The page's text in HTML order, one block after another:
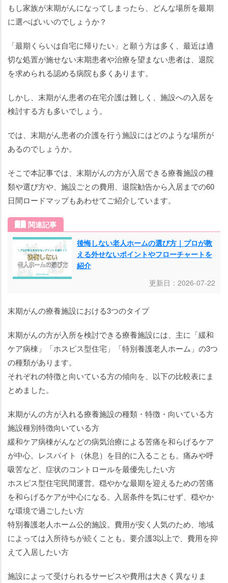
もし家族が末期がんになってしまったら、どんな場所を最期
に選べばいいのでしょうか？
「最期くらいは自宅に帰りたい」と願う方は多く、最近は適
切な処置が施せない末期患者や治療を望まない患者は、退院
を求められる認める病院も多くあります。
しかし、末期がん患者の在宅介護は難しく、施設への入居を
検討する方も多いでしょう。
では、末期がん患者の介護を行う施設にはどのような場所が
あるのでしょうか。
そこで本記事では、末期がんの方が入居できる療養施設の種
類や選び方や、施設ごとの費用、退院勧告から入居までの60
日間ロードマップもあわせてご紹介しています。
関連記事
後悔しない老人ホームの選び方｜プロが教
える外せないポイントやフローチャートを
紹介
更新日：2026-07-22
末期がんの療養施設における3つのタイプ
末期がんの方が入所を検討できる療養施設には、主に「緩和
ケア病棟」「ホスピス型住宅」「特別養護老人ホーム」の3つ
の種類があります。
それぞれの特徴と向いている方の傾向を、以下の比較表にま
とめました。
末期がんの方が入れる療養施設の種類・特徴・向いている方
施設種別特徴向いている方
緩和ケア病棟がんなどの病気治療による苦痛を和らげるケア
が中心。レスパイト（休息）を目的に入ることも。痛みや呼
吸苦など、症状のコントロールを最優先したい方
ホスピス型住宅民間運営。穏やかな最期を迎えるための苦痛
を和らげるケアが中心になる。入居条件を気にせず、穏やか
な環境で過ごしたい方
特別養護老人ホーム公的施設。費用が安く人気のため、地域
によっては入所待ちが続くことも。要介護3以上で、費用を抑
えて入居したい方
施設によって受けられるサービスや費用は大きく異なりま